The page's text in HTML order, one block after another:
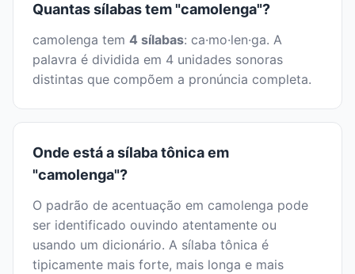
Quantas sílabas tem "camolenga"?
camolenga tem 4 sílabas: ca·mo·len·ga. A
palavra é dividida em 4 unidades sonoras
distintas que compõem a pronúncia completa.
Onde está a sílaba tônica em
"camolenga"?
O padrão de acentuação em camolenga pode
ser identificado ouvindo atentamente ou
usando um dicionário. A sílaba tônica é
tipicamente mais forte, mais longa e mais